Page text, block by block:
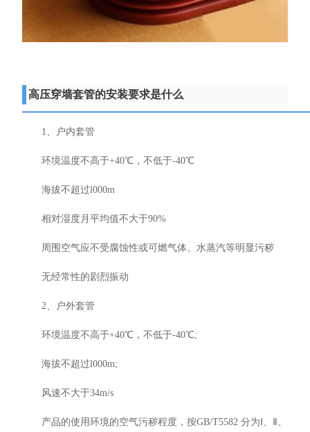
高压穿墙套管的安装要求是什么
1、户内套管
环境温度不高于+40℃，不低于-40℃
海拔不超过l000m
相对湿度月平均值不大于90%
周围空气应不受腐蚀性或可燃气体、水蒸汽等明显污秽
无经常性的剧烈振动
2、户外套管
环境温度不高于+40℃，不低于-40℃;
海拔不超过l000m;
风速不大于34m/s
产品的使用环境的空气污秽程度，按GB/T5582 分为Ⅰ、Ⅱ、